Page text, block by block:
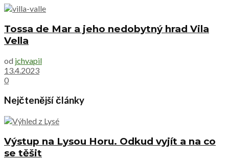
Tossa de Mar a jeho nedobytný hrad Vila
Vella
od jchvapil
13.4.2023
0
Nejčtenější články
Výstup na Lysou Horu. Odkud vyjít a na co
se těšit